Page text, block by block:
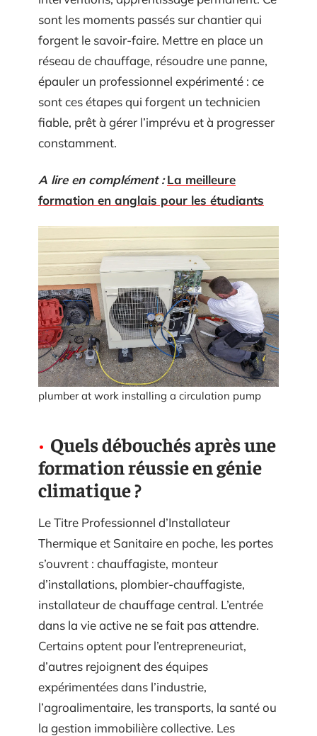
sont les moments passés sur chantier qui
forgent le savoir-faire. Mettre en place un
réseau de chauffage, résoudre une panne,
épauler un professionnel expérimenté : ce
sont ces étapes qui forgent un technicien
fiable, prêt à gérer l’imprévu et à progresser
constamment.
A lire en complément : La meilleure
formation en anglais pour les étudiants
plumber at work installing a circulation pump
Quels débouchés après une
formation réussie en génie
climatique ?
Le Titre Professionnel d’Installateur
Thermique et Sanitaire en poche, les portes
s’ouvrent : chauffagiste, monteur
d’installations, plombier-chauffagiste,
installateur de chauffage central. L’entrée
dans la vie active ne se fait pas attendre.
Certains optent pour l’entrepreneuriat,
d’autres rejoignent des équipes
expérimentées dans l’industrie,
l’agroalimentaire, les transports, la santé ou
la gestion immobilière collective. Les